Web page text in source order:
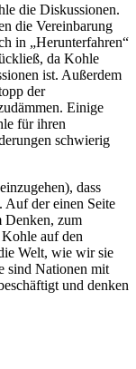
die Diskussionen.
die Vereinbarung
in „Herunterfahren“
da Kohle
ist. Außerdem
der
Einige
für ihren
schwierig
dass
Auf der einen Seite
Denken, zum
auf den
Welt, wie wir sie
sind Nationen mit
und denken